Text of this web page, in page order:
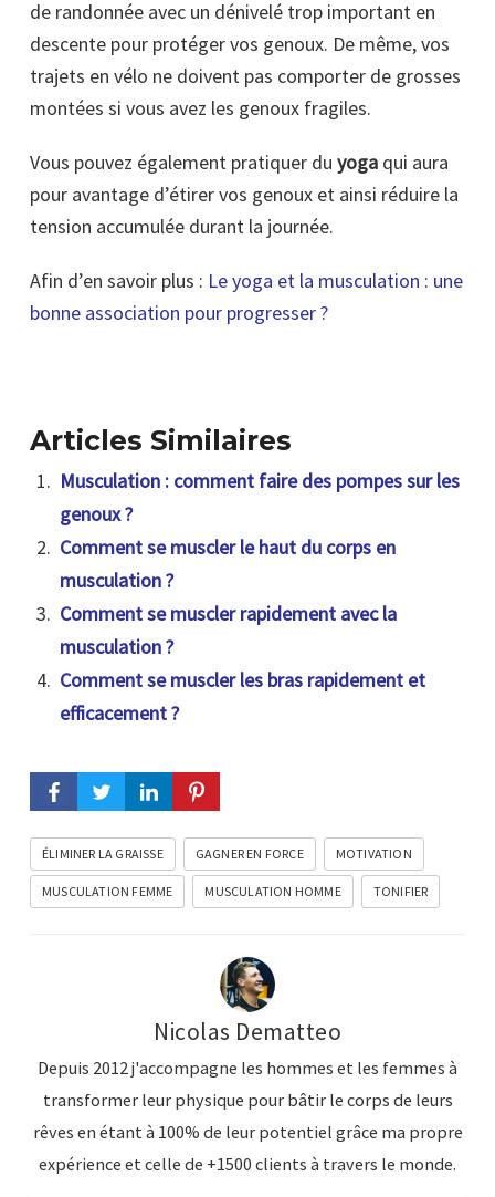
de randonnée avec un dénivelé trop important en
descente pour protéger vos genoux. De même, vos
trajets en vélo ne doivent pas comporter de grosses
montées si vous avez les genoux fragiles.
Vous pouvez également pratiquer du yoga qui aura
pour avantage d’étirer vos genoux et ainsi réduire la
tension accumulée durant la journée.
Afin d’en savoir plus : Le yoga et la musculation : une
bonne association pour progresser ?
Articles Similaires
Musculation : comment faire des pompes sur les
genoux ?
Comment se muscler le haut du corps en
musculation ?
Comment se muscler rapidement avec la
musculation ?
Comment se muscler les bras rapidement et
efficacement ?
ÉLIMINER LA GRAISSE GAGNER EN FORCE MOTIVATION
MUSCULATION FEMME MUSCULATION HOMME TONIFIER
Nicolas Dematteo
Depuis 2012 j'accompagne les hommes et les femmes à
transformer leur physique pour bâtir le corps de leurs
rêves en étant à 100% de leur potentiel grâce ma propre
expérience et celle de +1500 clients à travers le monde.